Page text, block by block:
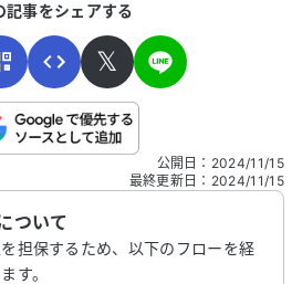
ォームです。氏名やご自身の病気の詳細な
送信する
記事をシェアする
𝕏
公開日 ： 2024/11/15
最終更新日 ： 2024/11/15
ついて
担保するため、以下のフローを経
す。